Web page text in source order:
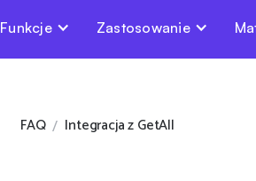
Funkcje Zastosowanie
FAQ / Integracja z GetAll